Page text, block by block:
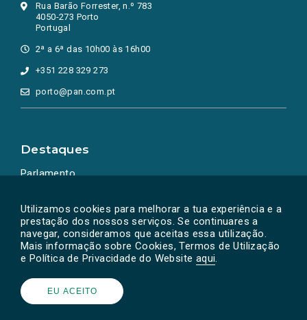
Utilizamos cookies para melhorar a tua experiência e a
prestação dos nossos serviços. Se continuares a
navegar, consideramos que aceitas essa utilização.
Mais informação sobre Cookies, Termos de Utilização
e Política de Privacidade do Website aqui.
EU ACEITO
Rua Barão Forrester, n.º 783
4050-273 Porto
Portugal
2ª a 6ª das 10h00 às 16h00
+351 228 329 273
porto@pan.com.pt
Destaques
Parlamento
Powered by © PAN 2026